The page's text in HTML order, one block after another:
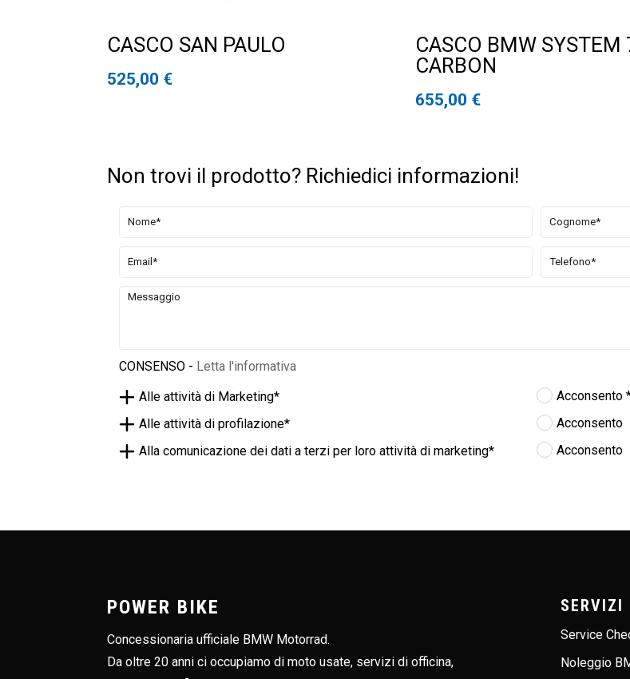
CASCO SAN PAULO
525,00 €
CASCO BMW SYSTEM
CARBON
655,00 €
Non trovi il prodotto? Richiedici informazioni!
Seleziona la fascia oraria di preferenza
CONSENSO - Letta l'informativa
Alle attività di Marketing*
Acconsento
Alle attività di profilazione*
Acconsento
Alla comunicazione dei dati a terzi per loro attività di marketing*
Acconsento
POWER BIKE
Concessionaria ufficiale BMW Motorrad.
Da oltre 20 anni ci occupiamo di moto usate, servizi di officina,
SERVIZI
Service
Noleggio